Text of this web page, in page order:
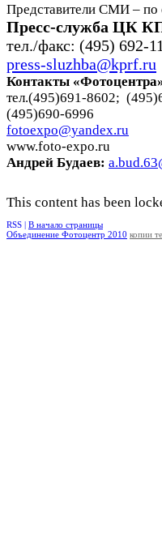
Представители СМИ – по
Пресс-служба ЦК
тел./факс: (495) 692-
press-sluzhba@kprf.ru
Контакты
тел.(495)691-8602;
(495)690-6996
fotoexpo@yandex.ru
www.foto-expo.ru
Андрей Будаев:
This content has been
RSS | В начало страницы
Объединение Фотоцентр 2010 копии